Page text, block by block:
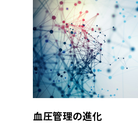
血圧管理の進化